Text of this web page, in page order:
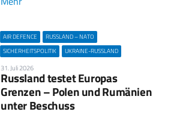
AIR DEFENCE
RUSSLAND – NATO
SICHERHEITSPOLITIK
UKRAINE-RUSSLAND
31. Juli 2026
Russland testet Europas
Grenzen – Polen und Rumänien
unter Beschuss